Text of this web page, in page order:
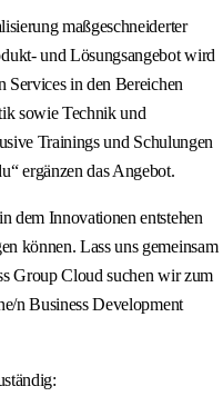
maßgeschneiderter
und Lösungsangebot wird
in den Bereichen
sowie Technik und
Trainings und Schulungen
ergänzen das Angebot.
dem Innovationen entstehen
können. Lass uns gemeinsam
Group Cloud suchen wir zum
n Business Development